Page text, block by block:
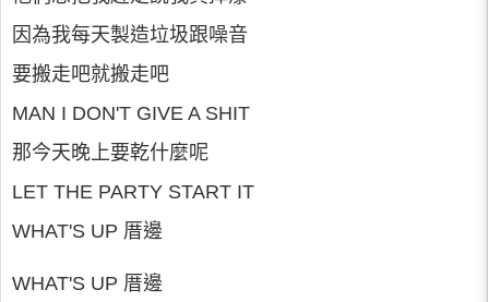
因為我每天製造垃圾跟噪音
要搬走吧就搬走吧
MAN I DON'T GIVE A SHIT
那今天晚上要乾什麼呢
LET THE PARTY START IT
WHAT'S UP 厝邊
WHAT'S UP 厝邊